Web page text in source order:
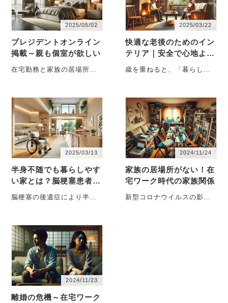
2025/05/02
プレジデントオンライン
掲載～親も個室が欲しい
在宅勤務と家族の居場所づ
多くなり・・・
2025/03/22
快適な老後のためのイン
テリア｜安全で心地よい
暮らしを実現する工夫
歳を重ねると、「暮らしや
らなかったちょっと・・・
2025/03/13
半身不随でも暮らしやす
い家とは？脳梗塞患者向
けの住まいの作り方
脳梗塞の後遺症により半身
や日常生活の質（QO・・・
2024/11/24
家族の居場所がない！在
宅ワーク時代の家族関係
新型コロナウイルスの影響
2024/11/23
離婚の危機～在宅ワーク